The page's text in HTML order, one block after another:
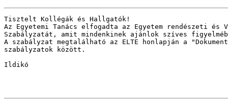
Tisztelt Kollégák és Hallgatók!
Az Egyetemi Tanács elfogadta az Egyetem rendészeti és
Szabályzatát, amit mindenkinek ajánlok szíves
A szabályzat megtalálható az ELTE honlapján a
szabályzatok között.
Ildikó